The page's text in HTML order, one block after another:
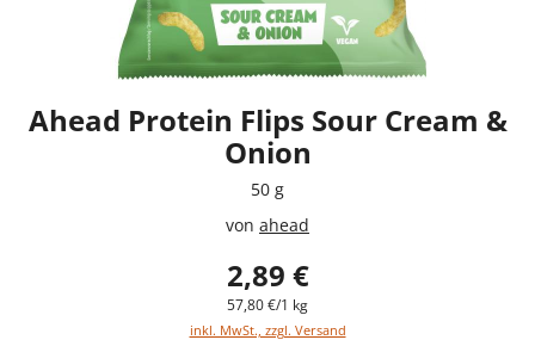
Ahead Protein Flips Sour Cream &
Onion
50 g
von ahead
2,89 €
57,80 €/1 kg
inkl. MwSt., zzgl. Versand